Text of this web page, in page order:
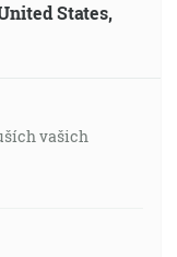
States,
vašich